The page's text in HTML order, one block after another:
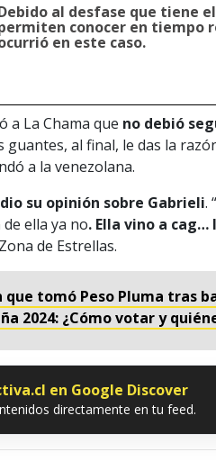
al desfase que tiene
conocer en tiempo
en este caso.
a La Chama que no debió
al final, le das la
a la venezolana.
su opinión sobre Gabrieli.
ella ya no. Ella vino a cag…
de Estrellas.
tomó Peso Pluma tras
2024: ¿Cómo votar y
en Google Discover
directamente en tu feed.